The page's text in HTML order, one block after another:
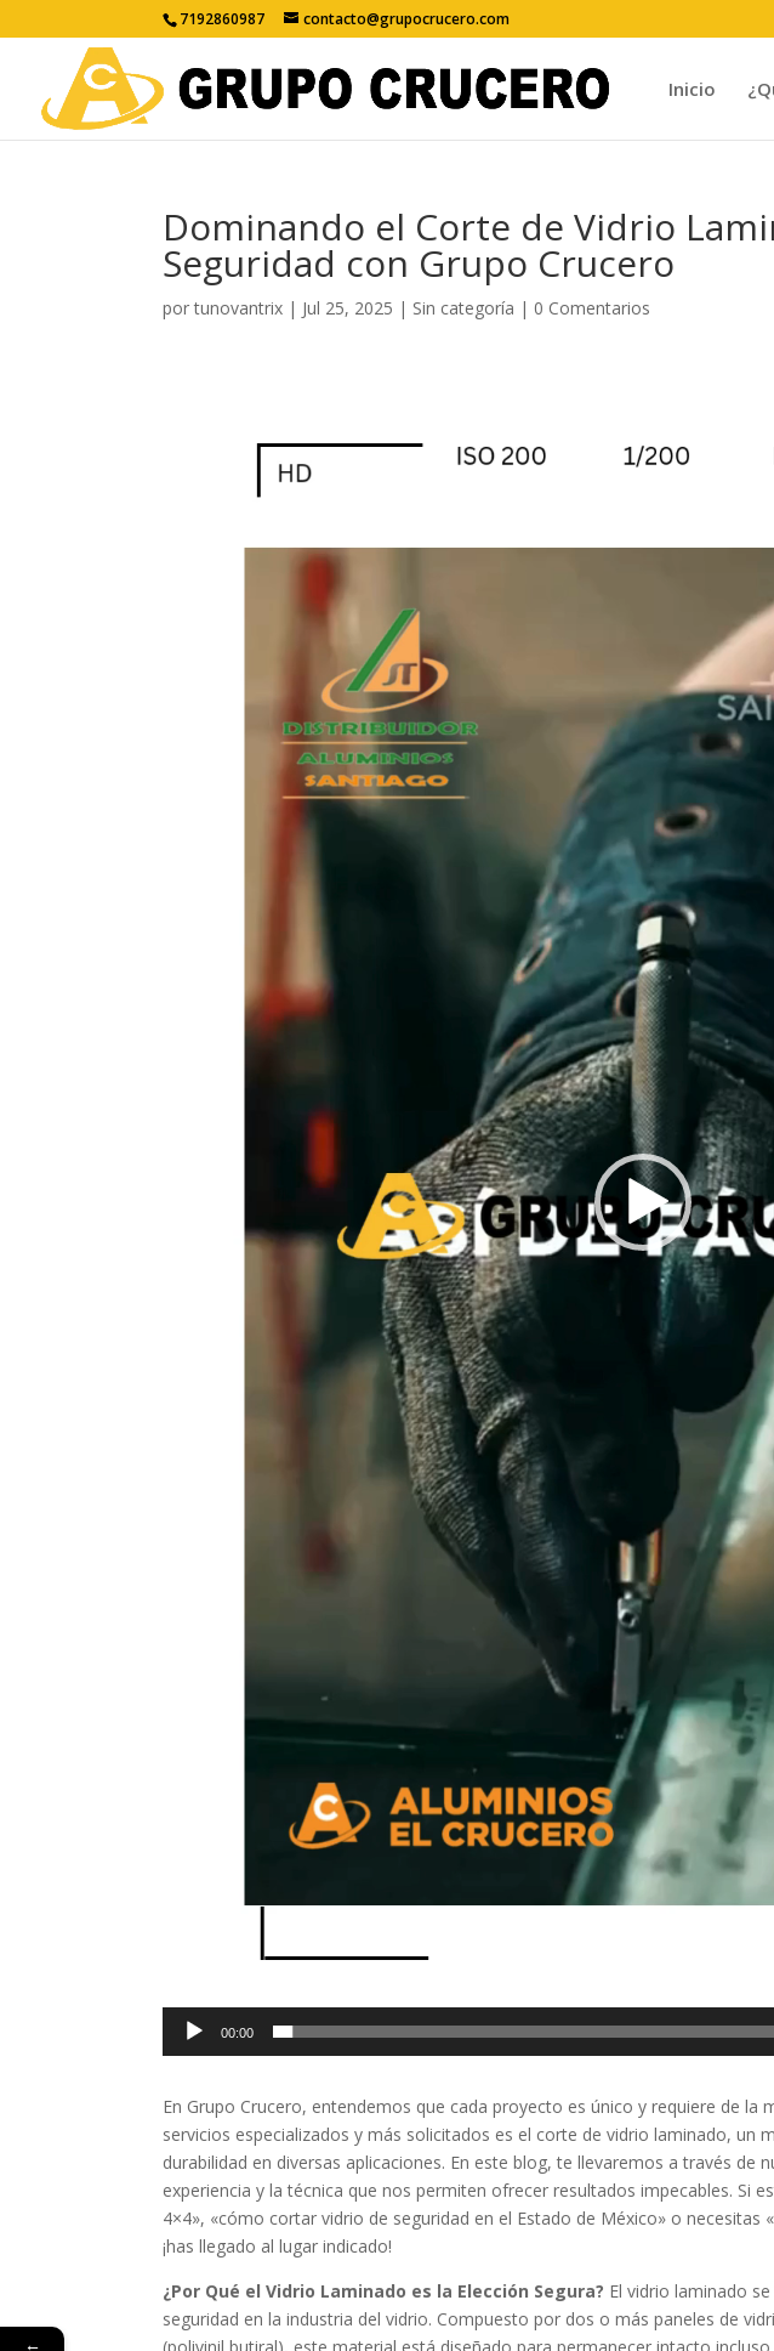
7192860987 contacto@grupocrucero.com
Inicio
Dominando el Corte de Vidrio
Seguridad con Grupo Crucero
portunovantrix | Jul 25, 2025 | Sin categoría | 0 Comentarios
00:00
En Grupo Crucero, entendemos que cada proyecto es único y requiere de la
servicios especializados y más solicitados es el corte de vidrio laminado, un
durabilidad en diversas aplicaciones. En este blog, te llevaremos a través de
experiencia y la técnica que nos permiten ofrecer resultados impecables. Si
4×4», «cómo cortar vidrio de seguridad en el Estado de México» o necesitas
¡has llegado al lugar indicado!
¿Por Qué el Vidrio Laminado es la Elección Segura? El vidrio laminado
seguridad en la industria del vidrio. Compuesto por dos o más paneles de
←